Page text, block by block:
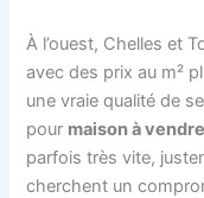
À l’ouest, Chelles et
avec des prix au m²
une vraie qualité de
pour maison à
parfois très vite,
cherchent un